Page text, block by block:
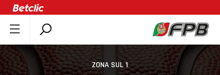
SOBRE A FPB
DOCUMENTOS
ZONA SUL 1